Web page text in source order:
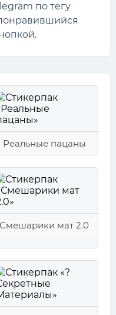
по тегу
Реальные пацаны
Смешарики мат 2.0